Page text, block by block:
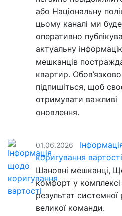
або Національну
цьому каналі ми
оперативно
актуальну
мешканців
квартир. Обов’язково
підпишіться, щоб
отримувати важливі
оновлення.
01.06.2026
коригування вартості
Шановні мешканці,
комфорт у
результат системної
великої команди.